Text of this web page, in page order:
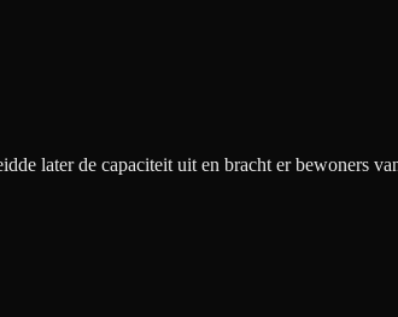
later de capaciteit uit en bracht er bewoners